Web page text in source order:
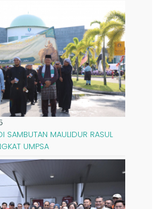
SAMBUTAN MAULIDUR RASUL
UMPSA